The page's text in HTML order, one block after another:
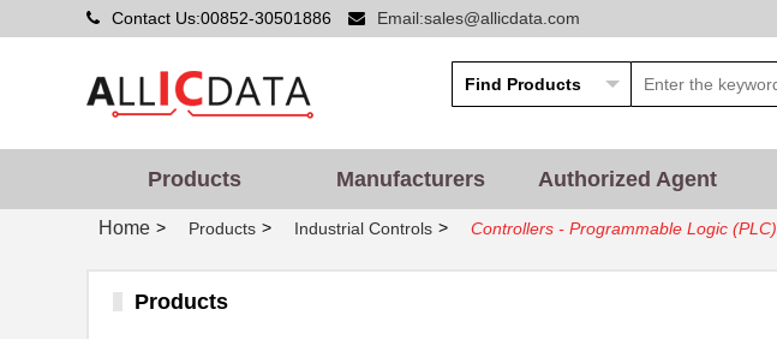
Contact Us:00852-30501886 Email:sales@allicdata.com
Products Manufacturers Authorized Agent
Home > Products > Industrial Controls > Controllers - Programmable Logic (PLC)
Products